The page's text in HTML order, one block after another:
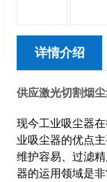
详情介绍
供应激光切割烟
现今工业吸尘器
业吸尘器的优点
维护容易、过滤
器的运用领域是